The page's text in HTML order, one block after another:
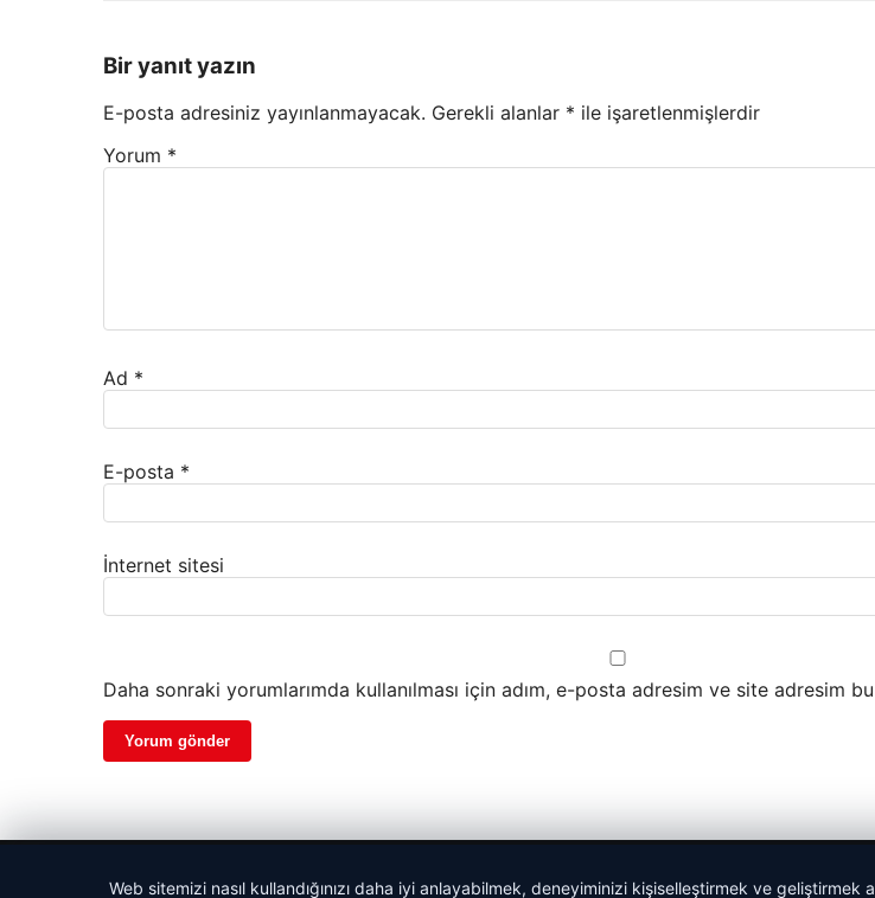
Bir yanıt yazın
E-posta adresiniz yayınlanmayacak. Gerekli alanlar * ile işaretlenmişlerdir
Yorum *
Ad *
E-posta *
İnternet sitesi
Daha sonraki yorumlarımda kullanılması için adım, e-posta adresim ve site adresim
Web sitemizi nasıl kullandığınızı daha iyi anlayabilmek, deneyiminizi kişiselleştirmek ve geliştirmek